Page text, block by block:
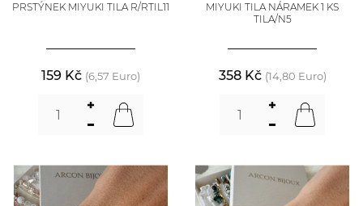
PRSTÝNEK MIYUKI TILA R/RTIL11
159 Kč (6,57 Euro)
MIYUKI TILA NÁRAMEK 1 KS
TILA/N5
358 Kč (14,80 Euro)